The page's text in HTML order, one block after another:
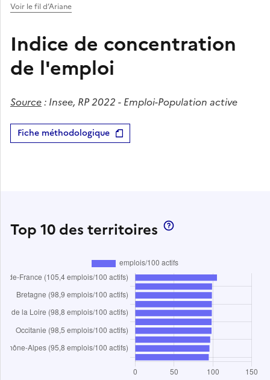
Voir le fil d’Ariane
Indice de concentration
de l'emploi
Source: Insee, RP 2022 - Emploi-Population active
Fiche méthodologique
Top 10 des territoires